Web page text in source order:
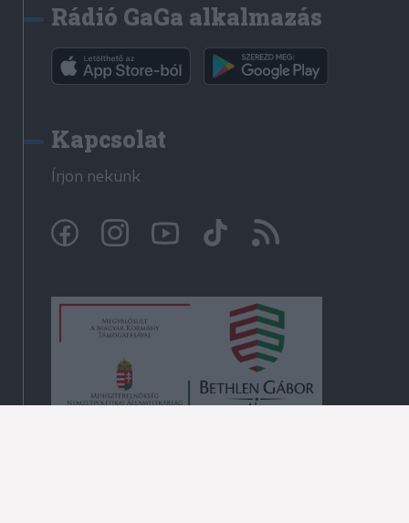
Rádió GaGa alkalmazás
Kapcsolat
Írjon nekünk